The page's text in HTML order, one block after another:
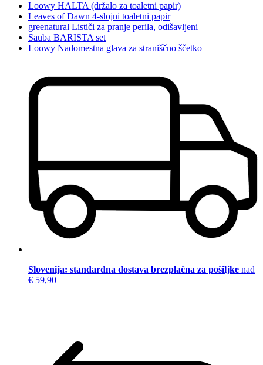
Loowy HALTA (držalo za toaletni papir)
Leaves of Dawn 4-slojni toaletni papir
greenatural Lističi za pranje perila, odišavljeni
Sauba BARISTA set
Loowy Nadomestna glava za straniščno ščetko
Slovenija: standardna dostava brezplačna za pošiljke nad
€ 59,90